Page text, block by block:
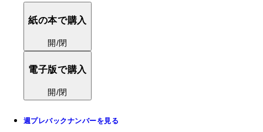
紙の本で購入
開/閉
電子版で購入
開/閉
週プレバックナンバーを見る